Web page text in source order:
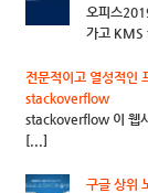
오피스
가고 KMS
전문적이고 열성적인
stackoverflow
stackoverflow 이 웹
[...]
구글 상위